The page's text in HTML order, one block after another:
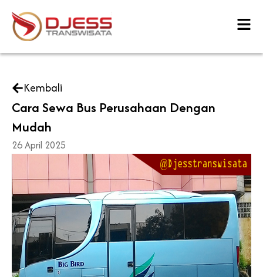
content
Kembali
Cara Sewa Bus Perusahaan Dengan
Mudah
26 April 2025